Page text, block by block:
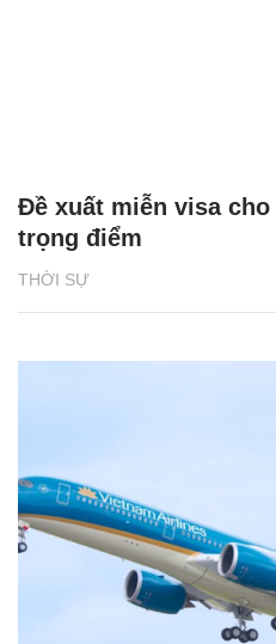
THỜI SỰ
Đề xuất miễn visa
trọng điểm